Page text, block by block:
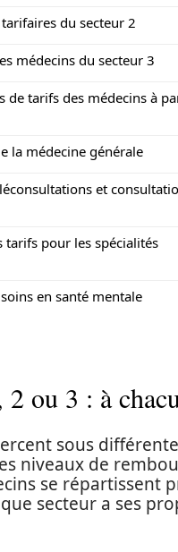
du secteur 2
médecins du secteur 3
de tarifs des médecins à
la médecine générale
et
tarifs pour les spécialités
en santé mentale
2 ou 3 : à
sous
niveaux de
se répartissent
secteur a ses